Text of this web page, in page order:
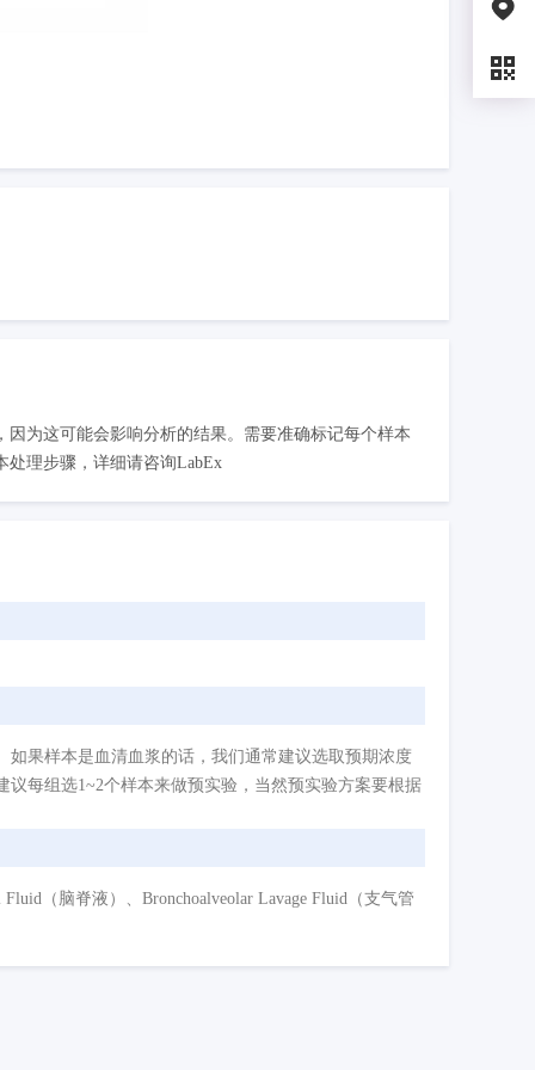
为这可能会影响分析的结果。需要准确标记每个样本
处理步骤，详细请咨询LabEx
果样本是血清血浆的话，我们通常建议选取预期浓度
每组选1~2个样本来做预实验，当然预实验方案要根据
（脑脊液）、Bronchoalveolar Lavage Fluid（支气管